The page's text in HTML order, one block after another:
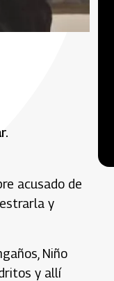
acusado de
y
Niño
y allí